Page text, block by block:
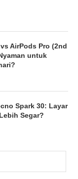
AirPods Pro (2nd
untuk
Spark 30: Layar
Segar?